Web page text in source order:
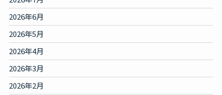
2026年6月
2026年5月
2026年4月
2026年3月
2026年2月